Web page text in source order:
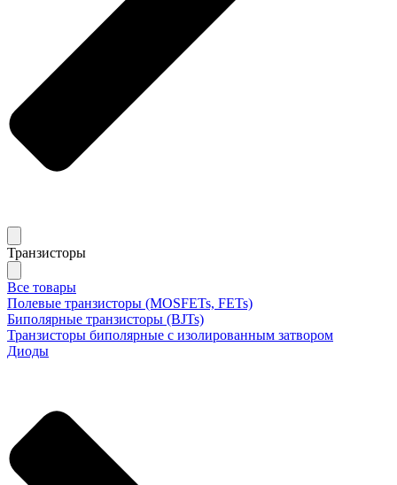
Транзисторы
Все товары
Полевые транзисторы (MOSFETs, FETs)
Биполярные транзисторы (BJTs)
Транзисторы биполярные с изолированным затвором
Диоды